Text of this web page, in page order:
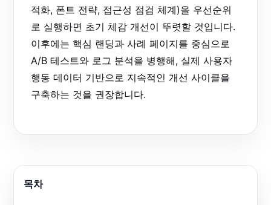
적화, 폰트 전략, 접근성 점검 체계)을 우선순위
로 실행하면 초기 체감 개선이 뚜렷할 것입니다.
이후에는 핵심 랜딩과 사례 페이지를 중심으로
A/B 테스트와 로그 분석을 병행해, 실제 사용자
행동 데이터 기반으로 지속적인 개선 사이클을
구축하는 것을 권장합니다.
목차